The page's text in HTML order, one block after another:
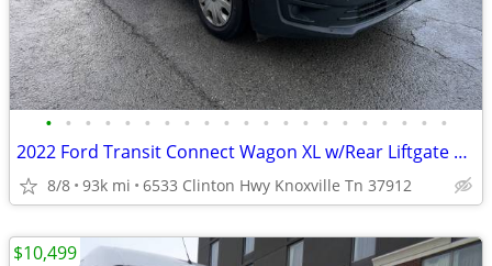
• • • • • • • • • • • • • • • • • • • • •
2022 Ford Transit Connect Wagon XL w/Rear Liftgate LWB
8/8 93k mi 6533 Clinton Hwy Knoxville Tn 37912
$10,499